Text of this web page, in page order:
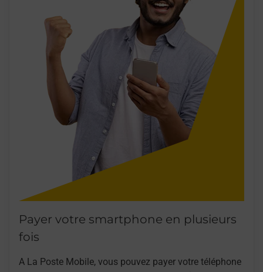
Payer votre smartphone en plusieurs
fois
A La Poste Mobile, vous pouvez payer votre téléphone